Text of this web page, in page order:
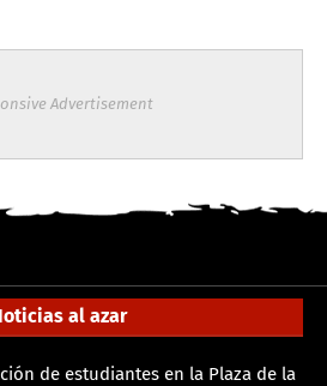
Advertisement
al azar
de estudiantes en la Plaza de la